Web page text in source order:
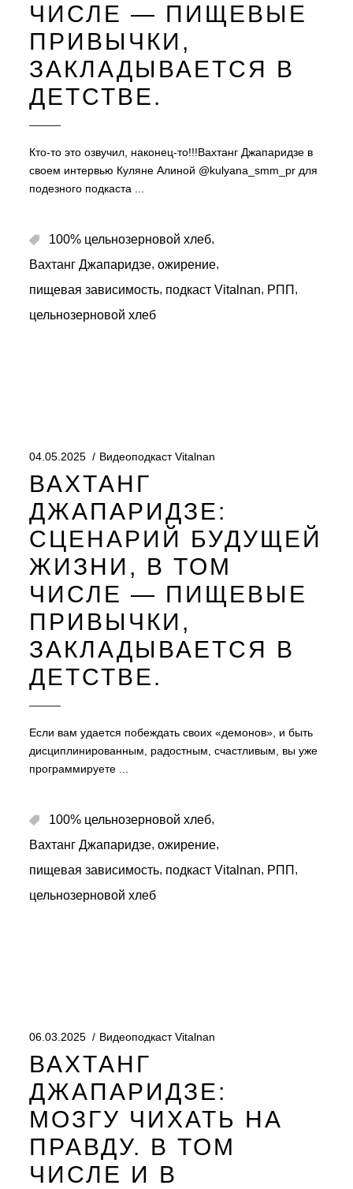
ЧИСЛЕ — ПИЩЕВЫЕ
ПРИВЫЧКИ,
ЗАКЛАДЫВАЕТСЯ В
ДЕТСТВЕ.
Кто-то это озвучил, наконец-то!!!Вахтанг Джапаридзе в
своем интервью Куляне Алиной @kulyana_smm_pr для
подезного подкаста
100% цельнозерновой хлеб,
Вахтанг Джапаридзе, ожирение,
пищевая зависимость, подкаст Vitalnan, РПП ,
цельнозерновой хлеб
04.05.2025 Видеоподкаст Vitalnan
ВАХТАНГ
ДЖАПАРИДЗЕ:
СЦЕНАРИЙ БУДУЩЕЙ
ЖИЗНИ, В ТОМ
ЧИСЛЕ — ПИЩЕВЫЕ
ПРИВЫЧКИ,
ЗАКЛАДЫВАЕТСЯ В
ДЕТСТВЕ.
Если вам удается побеждать своих «демонов», и быть
дисциплинированным, радостным, счастливым, вы уже
программируете
100% цельнозерновой хлеб,
Вахтанг Джапаридзе, ожирение,
пищевая зависимость, подкаст Vitalnan, РПП ,
цельнозерновой хлеб
06.03.2025 Видеоподкаст Vitalnan
ВАХТАНГ
ДЖАПАРИДЗЕ:
МОЗГУ ЧИХАТЬ НА
ПРАВДУ. В ТОМ
ЧИСЛЕ И В